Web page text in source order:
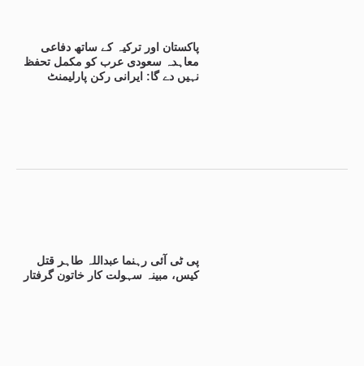
پاکستان اور ترکیہ کے ساتھ دفاعی
معاہدہ سعودی عرب کو مکمل تحفظ
نہیں دے گا: ایرانی رکن پارلیمنٹ
پی ٹی آئی رہنما عبداللہ طاہر قتل
کیس، مبینہ سہولت کار خاتون گرفتار